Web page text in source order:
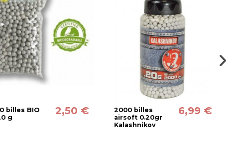
billes BIO
g
2,50 €
2000 billes
airsoft 0.20gr
Kalashnikov
6,99 €